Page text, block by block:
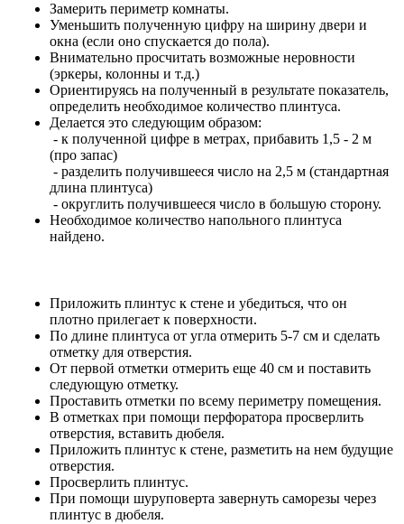
Замерить периметр комнаты.
Уменьшить полученную цифру на ширину двери и
окна (если оно спускается до пола).
Внимательно просчитать возможные неровности
(эркеры, колонны и т.д.)
Ориентируясь на полученный в результате показатель,
определить необходимое количество плинтуса.
Делается это следующим образом:
- к полученной цифре в метрах, прибавить 1,5 - 2 м
(про запас)
- разделить получившееся число на 2,5 м (стандартная
длина плинтуса)
- округлить получившееся число в большую сторону.
Необходимое количество напольного плинтуса
найдено.
Приложить плинтус к стене и убедиться, что он
плотно прилегает к поверхности.
По длине плинтуса от угла отмерить 5-7 см и сделать
отметку для отверстия.
От первой отметки отмерить еще 40 см и поставить
следующую отметку.
Проставить отметки по всему периметру помещения.
В отметках при помощи перфоратора просверлить
отверстия, вставить дюбеля.
Приложить плинтус к стене, разметить на нем будущие
отверстия.
Просверлить плинтус.
При помощи шуруповерта завернуть саморезы через
плинтус в дюбеля.